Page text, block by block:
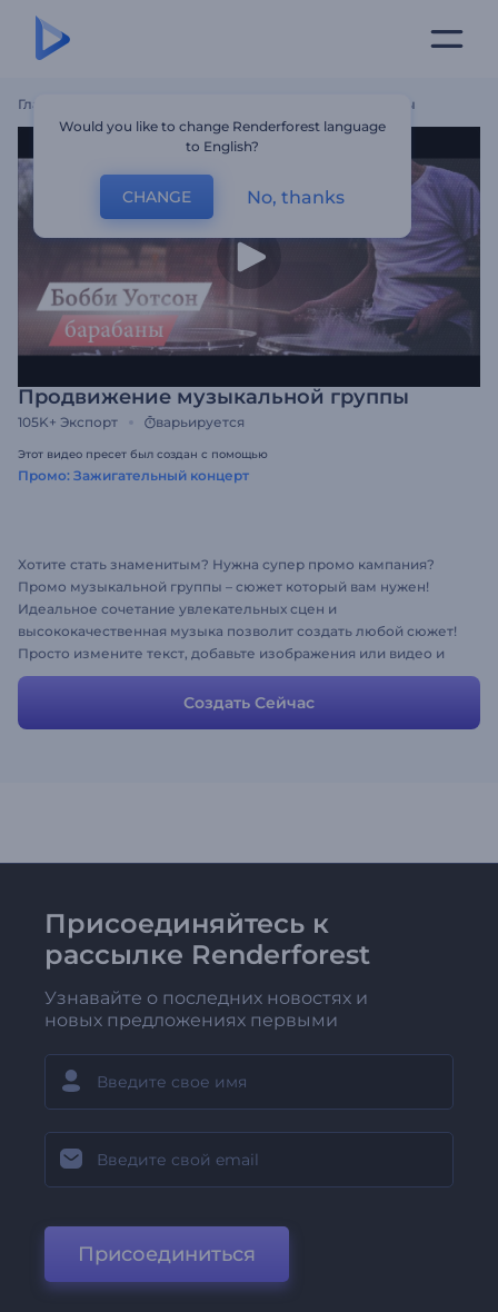
Главная Продвижение Музыкальной Группы
Продвижение музыкальной группы
105K+ Экспорт варьируется
Этот видео пресет был создан с помощью
Промо: Зажигательный концерт
Хотите стать знаменитым? Нужна супер промо кампания?
Промо музыкальной группы – сюжет который вам нужен!
Идеальное сочетание увлекательных сцен и
высококачественная музыка позволит создать любой сюжет!
Просто измените текст, добавьте изображения или видео и
получите высококлассное видео всего за несколько минут.
Попробуйте прямо сейчас и наслаждайтесь известностью!
Создать Сейчас
Присоединяйтесь к
рассылке Renderforest
Узнавайте о последних новостях и
новых предложениях первыми
Присоединиться
Would you like to change Renderforest language
to English?
CHANGE No, thanks